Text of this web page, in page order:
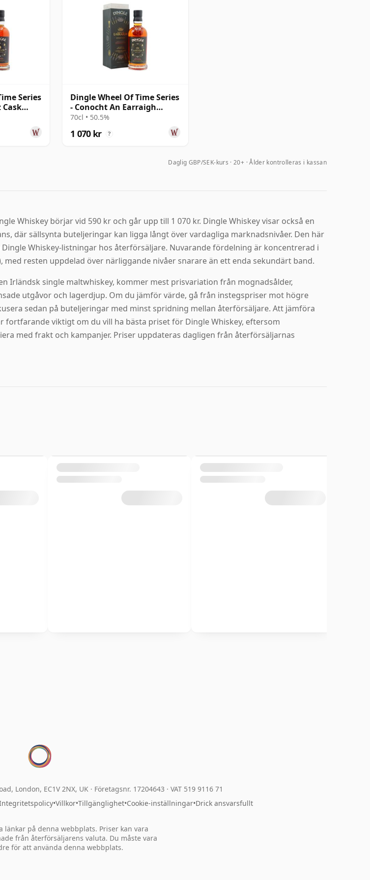
Series
Dingle Wheel Of Time Series
- Conocht An Earraigh
Caberne
70cl • 50.5%
1 070 kr ?
Daglig GBP/SEK-kurs 20+ · Ålder kontrolleras i kassan
Whiskey börjar vid 590 kr och går upp till 1 070 kr. Dingle Whiskey visar också en
där sällsynta buteljeringar kan ligga långt över vardagliga marknadsnivåer. Den här
Dingle Whiskey-listningar hos återförsäljare. Nuvarande fördelning är koncentrerad i
med resten uppdelad över närliggande nivåer snarare än ett enda sekundärt band.
Irländsk single maltwhiskey, kommer mest prisvariation från mognadsålder,
utgåvor och lagerdjup. Om du jämför värde, gå från instegspriser mot högre
sedan på buteljeringar med minst spridning mellan återförsäljare. Att jämföra
fortfarande viktigt om du vill ha bästa priset för Dingle Whiskey, eftersom
med frakt och kampanjer. Priser uppdateras dagligen från återförsäljarnas
London, EC1V 2NX, UK · Företagsnr. 17204643 · VAT 519 9116 71
•Villkor•Tillgänglighet•Cookie-inställningar•Drick ansvarsfullt
länkar på denna webbplats. Priser kan vara
från återförsäljarens valuta. Du måste vara
för att använda denna webbplats.